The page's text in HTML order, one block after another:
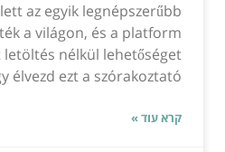
az egyik legnépszerűbb
a világon, és a platform
nélkül lehetőséget
élvezd ezt a szórakoztató...
קרא עוד »